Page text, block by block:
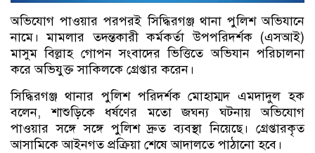
অভিযোগ পাওয়ার পরপরই সিদ্ধিরগঞ্জ থানা পুলিশ অভিযানে
নামে। মামলার তদন্তকারী কর্মকর্তা উপপরিদর্শক (এসআই)
মাসুম বিল্লাহ গোপন সংবাদের ভিত্তিতে অভিযান পরিচালনা
করে অভিযুক্ত সাকিলকে গ্রেপ্তার করেন।
সিদ্ধিরগঞ্জ থানার পুলিশ পরিদর্শক মোহাম্মদ এমদাদুল হক
বলেন, শাশুড়িকে ধর্ষণের মতো জঘন্য ঘটনায় অভিযোগ
পাওয়ার সঙ্গে সঙ্গে পুলিশ দ্রুত ব্যবস্থা নিয়েছে। গ্রেপ্তারকৃত
আসামিকে আইনগত প্রক্রিয়া শেষে আদালতে পাঠানো হবে।